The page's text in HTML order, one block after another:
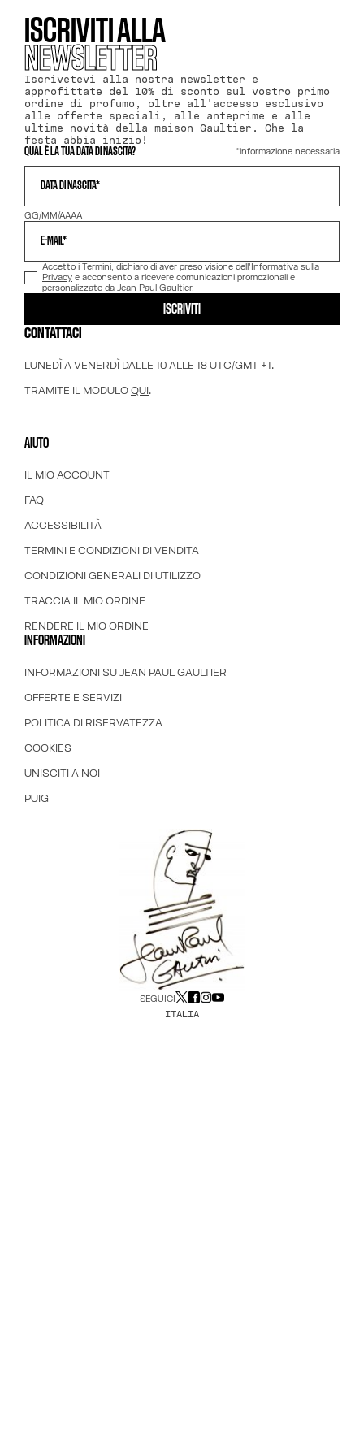
ISCRIVITI ALLA
NEWSLETTER
Iscrivetevi alla nostra newsletter e
approfittate del 10% di sconto sul vostro primo
ordine di profumo, oltre all'accesso esclusivo
alle offerte speciali, alle anteprime e alle
ultime novità della maison Gaultier. Che la
festa abbia inizio!
QUAL È LA TUA DATA DI NASCITA? *informazione necessaria
DATA DI NASCITA*
GG/MM/AAAA
E-MAIL*
Accetto i Termini, dichiaro di aver preso visione dell'Informativa sulla
Privacy e acconsento a ricevere comunicazioni promozionali e
personalizzate da Jean Paul Gaultier.
ISCRIVITI
CONTATTACI
LUNEDÌ A VENERDÌ DALLE 10 ALLE 18 UTC/GMT +1.
TRAMITE IL MODULOQUI.
AIUTO
IL MIO ACCOUNT
FAQ
ACCESSIBILITÀ
TERMINI E CONDIZIONI DI VENDITA
CONDIZIONI GENERALI DI UTILIZZO
TRACCIA IL MIO ORDINE
RENDERE IL MIO ORDINE
INFORMAZIONI
INFORMAZIONI SU JEAN PAUL GAULTIER
OFFERTE E SERVIZI
POLITICA DI RISERVATEZZA
COOKIES
UNISCITI A NOI
PUIG
SEGUICI
ITALIA